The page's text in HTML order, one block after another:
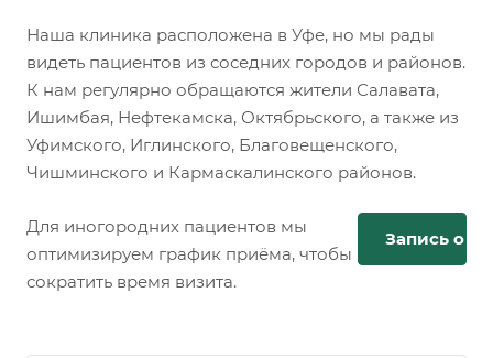
Наша клиника расположена в Уфе, но мы рады
видеть пациентов из соседних городов и районов.
К нам регулярно обращаются жители Салавата,
Ишимбая, Нефтекамска, Октябрьского, а также из
Уфимского, Иглинского, Благовещенского,
Чишминского и Кармаскалинского районов.
Для иногородних пациентов мы
оптимизируем график приёма, чтобы
сократить время визита.
Запись